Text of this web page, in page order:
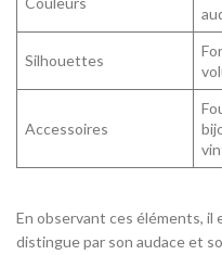
Silhouettes
Accessoires
En observant ces éléments,
distingue par son audace et